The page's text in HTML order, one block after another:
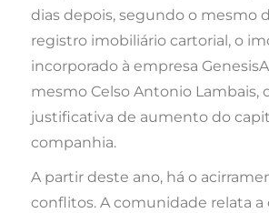
dias depois, segundo o mesmo
registro imobiliário cartorial, o
incorporado à empresa
mesmo Celso Antonio Lambais,
justificativa de aumento do
companhia.
A partir deste ano, há o
conflitos. A comunidade relata a